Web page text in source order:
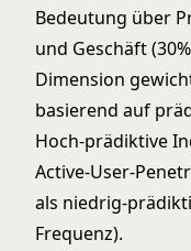
Bedeutung über
und Geschäft
Dimension
basierend auf
Hoch-prädiktive
Active-User-
als niedrig-
Frequenz).